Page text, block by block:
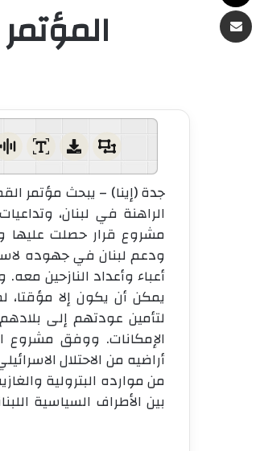
جدة (إينا) – يبحث مؤتمر
الراهنة في لبنان،
مشروع قرار حصلت عليها
ودعم لبنان في جهوده
أعباء وأعداد النازحين
يمكن أن يكون إلا
لتأمين عودتهم إلى
الإمكانات. ووفق مشروع
أراضيه من الاحتلال
من موارده البترولية
بين الأطراف السياسية